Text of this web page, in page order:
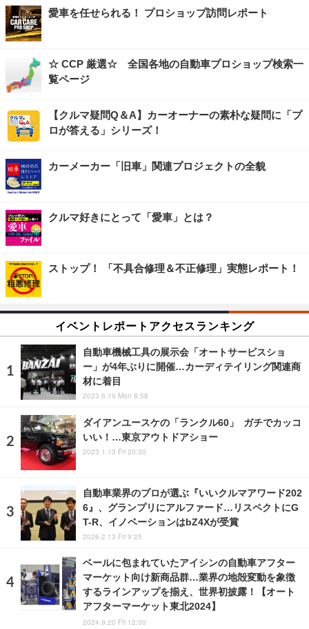
愛車を任せられる！ プロショップ訪問レポート
☆ CCP 厳選☆ 全国各地の自動車プロショップ検索一
覧ページ
【クルマ疑問Q＆A】カーオーナーの素朴な疑問に「プ
ロが答える」シリーズ！
カーメーカー「旧車」関連プロジェクトの全貌
クルマ好きにとって「愛車」とは？
ストップ！ 「不具合修理＆不正修理」実態レポート！
イベントレポートアクセスランキング
自動車機械工具の展示会「オートサービスショ
ー」が4年ぶりに開催…カーディテイリング関連商
材に着目
2023.6.19 Mon 8:58
ダイアンユースケの「ランクル60」 ガチでカッコ
いい！…東京アウトドアショー
2023.1.13 Fri 20:30
自動車業界のプロが選ぶ『いいクルマアワード202
6』、グランプリにアルファード…リスペクトにG
T-R、イノベーションはbZ4Xが受賞
2026.2.13 Fri 9:25
ベールに包まれていたアイシンの自動車アフター
マーケット向け新商品群…業界の地殻変動を象徴
するラインアップを揃え、世界初披露！【オート
アフターマーケット東北2024】
2024.9.20 Fri 12:00